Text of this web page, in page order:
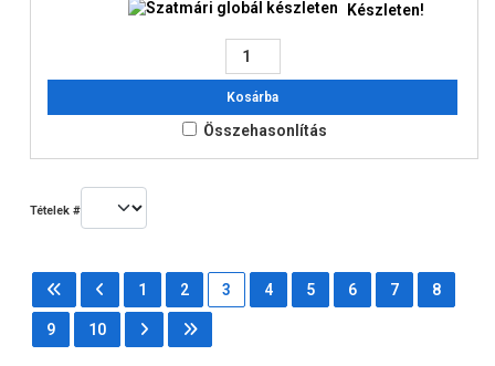
Készleten!
Kosárba
Összehasonlítás
Tételek #
1 2 3 4 5 6 7 8
9 10